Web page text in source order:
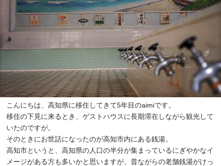
こんにちは、高知県に移住してきて5年目のaimiです。
移住の下見に来るとき、ゲストハウスに長期滞在しながら観光して
いたのですが。
そのときにお世話になったのが高知市内にある銭湯。
高知市というと、高知県の人口の半分が集まっているにぎやかなイ
メージがある方も多いかと思いますが、昔ながらの老舗銭湯がけっ